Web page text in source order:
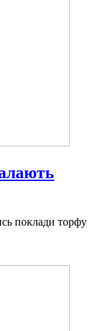
поклади торфу